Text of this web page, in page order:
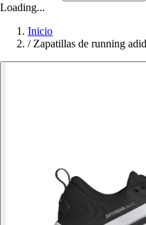
Loading...
Inicio
/ Zapatillas de running